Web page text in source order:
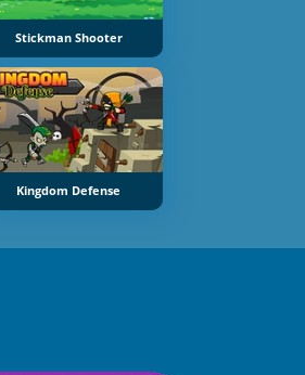
Stickman Shooter
Kingdom Defense